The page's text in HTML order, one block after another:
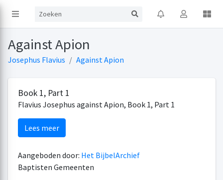
Against Apion
Josephus Flavius Against Apion
Book 1, Part 1
Flavius Josephus against Apion, Book 1, Part 1
Lees meer
Aangeboden door: Het BijbelArchief
Baptisten Gemeenten